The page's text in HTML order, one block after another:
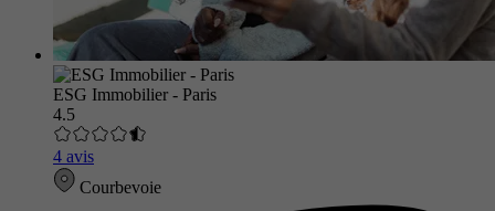
ESG Immobilier - Paris
4.5
4 avis
Courbevoie